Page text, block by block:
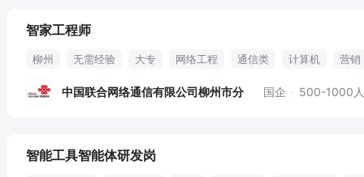
智家工程师
柳州 无需经验 大专 网络工程 通信类 计算机
营销
中国联合网络通信有限公司柳州市分 国企 500-1000人
智能工具智能体研发岗